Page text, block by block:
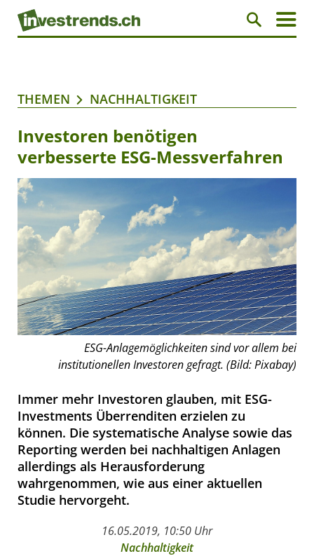
THEMEN NACHHALTIGKEIT
Investoren benötigen
verbesserte ESG-Messverfahren
ESG-Anlagemöglichkeiten sind vor allem bei
institutionellen Investoren gefragt. (Bild: Pixabay)
Immer mehr Investoren glauben, mit ESG-
Investments Überrenditen erzielen zu
können. Die systematische Analyse sowie das
Reporting werden bei nachhaltigen Anlagen
allerdings als Herausforderung
wahrgenommen, wie aus einer aktuellen
Studie hervorgeht.
16.05.2019, 10:50 Uhr
Nachhaltigkeit